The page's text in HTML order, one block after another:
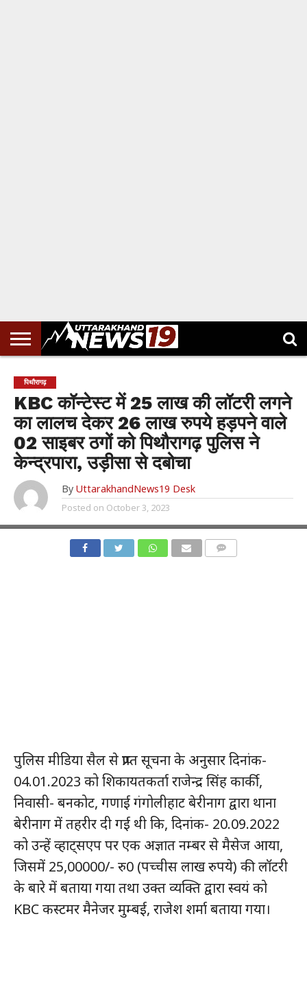
पिथौरागढ़
KBC कॉन्टेस्ट में 25 लाख की लॉटरी लगने
का लालच देकर 26 लाख रुपये हड़पने वाले
02 साइबर ठगों को पिथौरागढ़ पुलिस ने
केन्द्रपारा, उड़ीसा से दबोचा
By UttarakhandNews19 Desk
Posted on October 3, 2023
पुलिस मीडिया सैल से प्राप्त सूचना के अनुसार दिनांक-
04.01.2023 को शिकायतकर्ता राजेन्द्र सिंह कार्की,
निवासी- बनकोट, गणाई गंगोलीहाट बेरीनाग द्वारा थाना
बेरीनाग में तहरीर दी गई थी कि, दिनांक- 20.09.2022
को उन्हें व्हाट्सएप पर एक अज्ञात नम्बर से मैसेज आया,
जिसमें 25,00000/- रु0 (पच्चीस लाख रुपये) की लॉटरी
के बारे में बताया गया तथा उक्त व्यक्ति द्वारा स्वयं को
KBC कस्टमर मैनेजर मुम्बई, राजेश शर्मा बताया गया।